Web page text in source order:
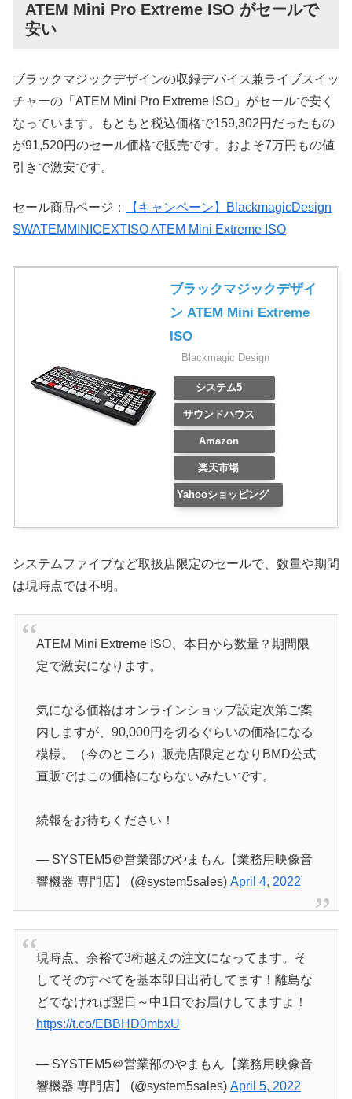
ATEM Mini Pro Extreme ISO がセールで
安い
ブラックマジックデザインの収録デバイス兼ライブスイッ
チャーの「ATEM Mini Pro Extreme ISO」がセールで安く
なっています。もともと税込価格で159,302円だったもの
が91,520円のセール価格で販売です。およそ7万円もの値
引きで激安です。
セール商品ページ：
【キャンペーン】BlackmagicDesign
SWATEMMINICEXTISO ATEM Mini Extreme ISO
ブラックマジックデザイ
ン ATEM Mini Extreme
ISO
Blackmagic Design
システム5
サウンドハウス
Amazon
楽天市場
Yahooショッピング
システムファイブなど取扱店限定のセールで、数量や期間
は現時点では不明。
ATEM Mini Extreme ISO、本日から数量？期間限
定で激安になります。
気になる価格はオンラインショップ設定次第ご案
内しますが、90,000円を切るぐらいの価格になる
模様。（今のところ）販売店限定となりBMD公式
直販ではこの価格にならないみたいです。
続報をお待ちください！
— SYSTEM5＠営業部のやまもん【業務用映像音
響機器 専門店】 (@system5sales) April 4, 2022
現時点、余裕で3桁越えの注文になってます。そ
してそのすべてを基本即日出荷してます！離島な
どでなければ翌日～中1日でお届けしてますよ！
https://t.co/EBBHD0mbxU
— SYSTEM5＠営業部のやまもん【業務用映像音
響機器 専門店】 (@system5sales) April 5, 2022